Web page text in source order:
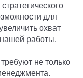
для
охват
нашей работы.
не только